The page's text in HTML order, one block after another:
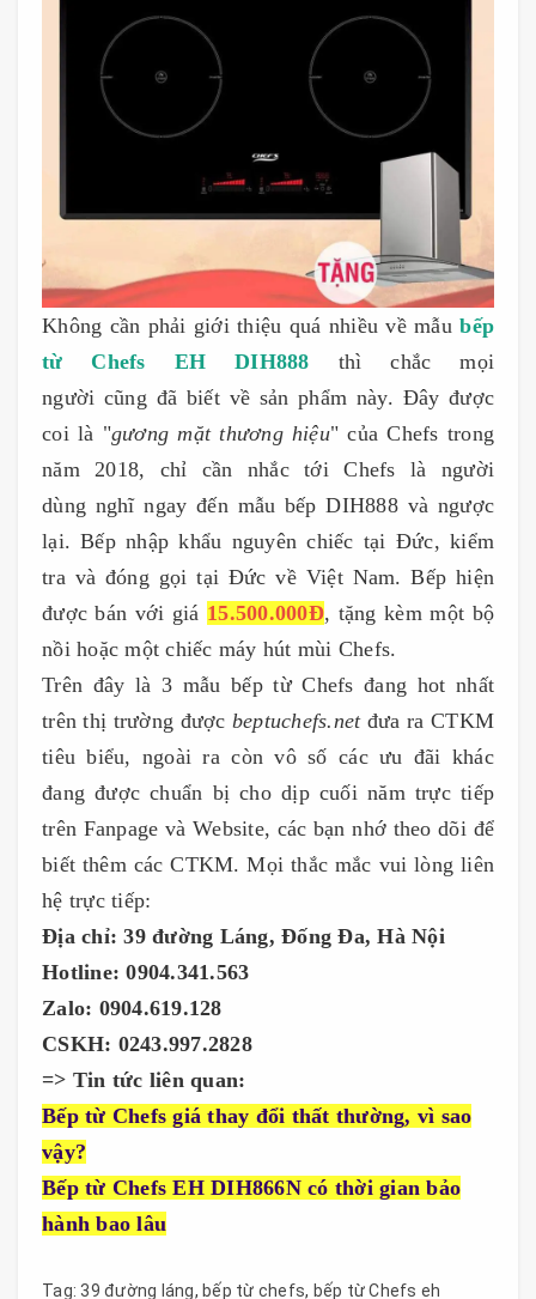
Không cần phải giới thiệu quá nhiều về mẫubếp
từ Chefs EH DIH888 thì chắc mọi
người cũng đã biết về sản phẩm này. Đây được
coi là "gương mặt thương hiệu" của Chefs trong
năm 2018, chỉ cần nhắc tới Chefs là người
dùng nghĩ ngay đến mẫu bếp DIH888 và ngược
lại. Bếp nhập khẩu nguyên chiếc tại Đức, kiểm
tra và đóng gọi tại Đức về Việt Nam. Bếp hiện
được bán với giá 15.500.000Đ, tặng kèm một bộ
nồi hoặc một chiếc máy hút mùi Chefs.
Trên đây là 3 mẫu bếp từ Chefs đang hot nhất
trên thị trường được beptuchefs.netđưa ra CTKM
tiêu biểu, ngoài ra còn vô số các ưu đãi khác
đang được chuẩn bị cho dịp cuối năm trực tiếp
trên Fanpage và Website, các bạn nhớ theo dõi để
biết thêm các CTKM. Mọi thắc mắc vui lòng liên
hệ trực tiếp:
Địa chỉ: 39 đường Láng, Đống Đa, Hà Nội
Hotline: 0904.341.563
Zalo: 0904.619.128
CSKH: 0243.997.2828
=> Tin tức liên quan:
Bếp từ Chefs giá thay đổi thất thường, vì sao
vậy?
Bếp từ Chefs EH DIH866N có thời gian bảo
hành bao lâu
Tag: 39 đường láng, bếp từ chefs, bếp từ Chefs eh